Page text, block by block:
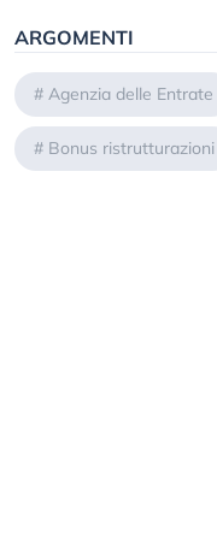
ARGOMENTI
# Agenzia delle Entrate
# Bonus ristrutturazioni